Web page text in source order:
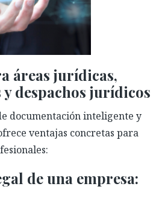
áreas jurídicas,
despachos jurídicos
documentación inteligente y
ventajas concretas para
de una empresa: